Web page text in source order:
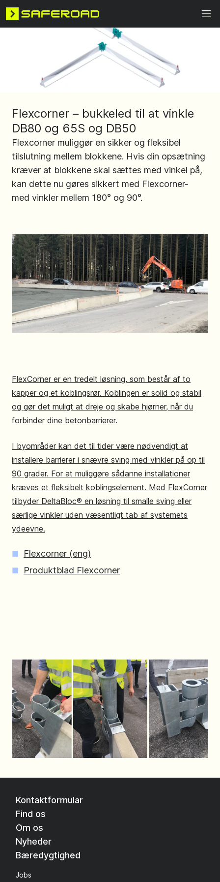
Flexcorner – bukkeled til at vinkle
DB80 og 65S og DB50
Flexcorner muliggør en sikker og fleksibel
tilslutning mellem blokkene. Hvis din opsætning
kræver at blokkene skal sættes med vinkel på,
kan dette nu gøres sikkert med Flexcorner-
med vinkler mellem 180° og 90°.
FlexCorner er en tredelt løsning, som består af to
kapper og et koblingsrør. Koblingen er solid og stabil
og gør det muligt at dreje og skabe hjørner, når du
forbinder dine betonbarrierer.
I byområder kan det til tider være nødvendigt at
installere barrierer i snævre sving med vinkler på op til
90 grader. For at muliggøre sådanne installationer
kræves et fleksibelt koblingselement. Med FlexCorner
tilbyder DeltaBloc® en løsning til smalle sving eller
særlige vinkler uden væsentligt tab af systemets
ydeevne.
Flexcorner (eng)
Produktblad Flexcorner
Kontaktformular
Find os
Om os
Nyheder
Bæredygtighed
Jobs